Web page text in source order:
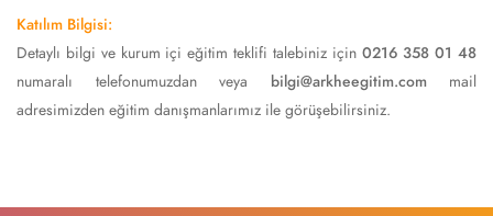
Katılım Bilgisi:
Detaylı bilgi ve kurum içi eğitim teklifi talebiniz için 0216 358 01 48
numaralı telefonumuzdan veya bilgi@arkheegitim.commail
adresimizden eğitim danışmanlarımız ile görüşebilirsiniz.